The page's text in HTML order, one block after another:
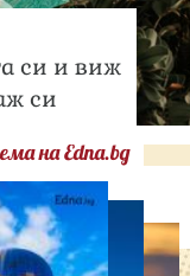
си и виж
си
на Edna.bg